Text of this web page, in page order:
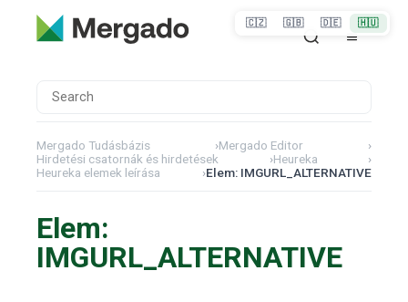
Mergado Tudásbázis ›Mergado Editor
›
Hirdetési csatornák és hirdetések
›Heureka
›
Heureka elemek leírása
›Elem: IMGURL_ALTERNATIVE
Elem:
IMGURL_ALTERNATIVE
🇨🇿 🇬🇧 🇩🇪 🇭🇺